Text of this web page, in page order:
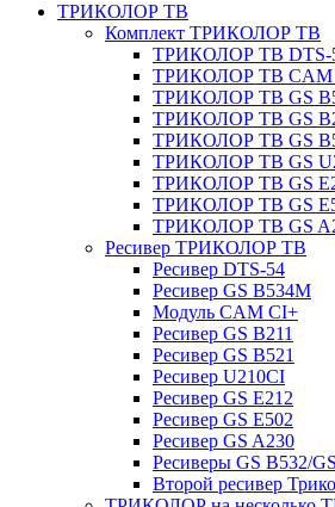
ТРИКОЛОР ТВ
Комплект ТРИКОЛОР ТВ
ТРИКОЛОР ТВ DTS-
ТРИКОЛОР ТВ CAM
ТРИКОЛОР ТВ GS
ТРИКОЛОР ТВ GS
ТРИКОЛОР ТВ GS
ТРИКОЛОР ТВ GS
ТРИКОЛОР ТВ GS
ТРИКОЛОР ТВ GS
ТРИКОЛОР ТВ GS
Ресивер ТРИКОЛОР ТВ
Ресивер DTS-54
Ресивер GS B534M
Модуль CAM CI+
Ресивер GS B211
Ресивер GS B521
Ресивер U210CI
Ресивер GS E212
Ресивер GS E502
Ресивер GS A230
Ресиверы GS B532/
Второй ресивер